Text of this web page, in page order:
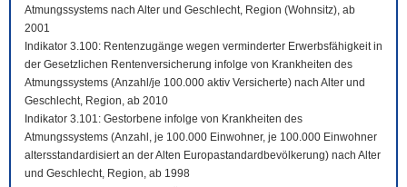
Atmungssystems nach Alter und Geschlecht, Region (Wohnsitz), ab
2001
Indikator 3.100: Rentenzugänge wegen verminderter Erwerbsfähigkeit in
der Gesetzlichen Rentenversicherung infolge von Krankheiten des
Atmungssystems (Anzahl/je 100.000 aktiv Versicherte) nach Alter und
Geschlecht, Region, ab 2010
Indikator 3.101: Gestorbene infolge von Krankheiten des
Atmungssystems (Anzahl, je 100.000 Einwohner, je 100.000 Einwohner
altersstandardisiert an der Alten Europastandardbevölkerung) nach Alter
und Geschlecht, Region, ab 1998